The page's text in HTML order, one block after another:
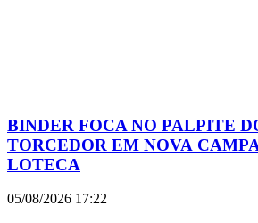
BINDER FOCA NO PALPITE
TORCEDOR EM NOVA
LOTECA
05/08/2026 17:22